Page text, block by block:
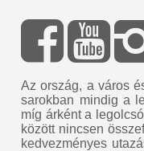
Az ország, a város
sarokban mindig a
míg árként a
között nincsen
kedvezményes